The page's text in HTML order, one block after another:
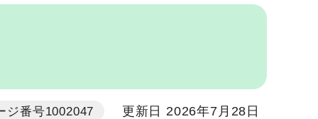
ジ番号1002047 更新日 2026年7月28日